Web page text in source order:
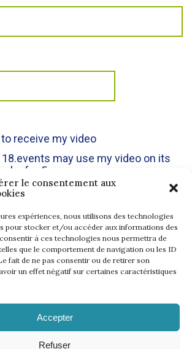
le consentement aux
expériences, nous utilisons des technologies
pour stocker et/ou accéder aux informations des
à ces technologies nous permettra de
que le comportement de navigation ou les ID
fait de ne pas consentir ou de retirer son
un effet négatif sur certaines caractéristiques
Accepter
Refuser
receive my video
18.events may use my video on its
for 5 years.
my video may be viewed by anyone